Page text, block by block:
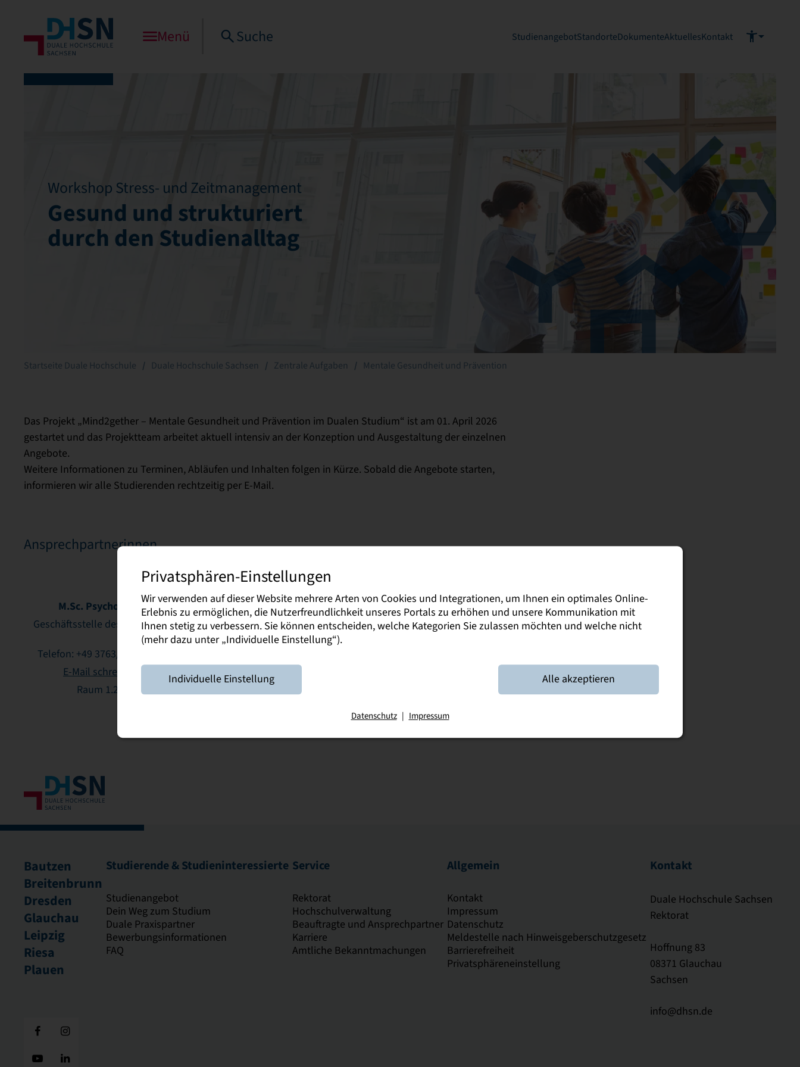
Menü Suche StudienangebotStandorteDokumenteAktuellesKontakt
Workshop Stress- und Zeitmanagement
Gesund und strukturiert
durch den Studienalltag
Startseite Duale Hochschule Duale Hochschule Sachsen Zentrale Aufgaben Mentale Gesundheit und Prävention
Das Projekt „Mind2gether – Mentale Gesundheit und Prävention im Dualen Studium“ ist am 01. April 2026
gestartet und das Projektteam arbeitet aktuell intensiv an der Konzeption und Ausgestaltung der einzelnen
Angebote.
Weitere Informationen zu Terminen, Abläufen und Inhalten folgen in Kürze. Sobald die Angebote starten,
informieren wir alle Studierenden rechtzeitig per E-Mail.
Ansprechpartnerinnen
Kuhne
M.Sc. Psychologie
Geschäftsstelle des Rektorats
Telefon: +49 3763/ 4150-881
E-Mail schreiben
Raum 1.28
Wosni
M.Sc. Public Health mit
Schwerpunkt Prävention und
Evaluation
Telefon: +49 3763/ 4150-882
Bautzen
Breitenbrunn
Dresden
Glauchau
Leipzig
Riesa
Plauen
Studierende & Studieninteressierte
Studienangebot
Dein Weg zum Studium
Duale Praxispartner
Bewerbungsinformationen
FAQ
Service
Rektorat
Hochschulverwaltung
Beauftragte und Ansprechpartner
Karriere
Amtliche Bekanntmachungen
Allgemein
Kontakt
Impressum
Datenschutz
Meldestelle nach Hinweisgeberschutzgesetz
Barrierefreiheit
Privatsphäreneinstellung
Kontakt
Duale Hochschule Sachsen
Rektorat
Hoffnung 83
08371 Glauchau
Sachsen
info@dhsn.de
Privatsphären-Einstellungen
Wir verwenden auf dieser Website mehrere Arten von Cookies und Integrationen, um Ihnen ein optimales Online-
Erlebnis zu ermöglichen, die Nutzerfreundlichkeit unseres Portals zu erhöhen und unsere Kommunikation mit
Ihnen stetig zu verbessern. Sie können entscheiden, welche Kategorien Sie zulassen möchten und welche nicht
(mehr dazu unter „Individuelle Einstellung“).
Individuelle Einstellung Alle akzeptieren
Datenschutz | Impressum